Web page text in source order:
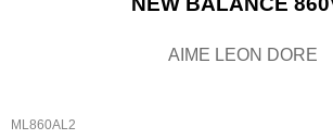
AIME LEON DORE
ML860AL2